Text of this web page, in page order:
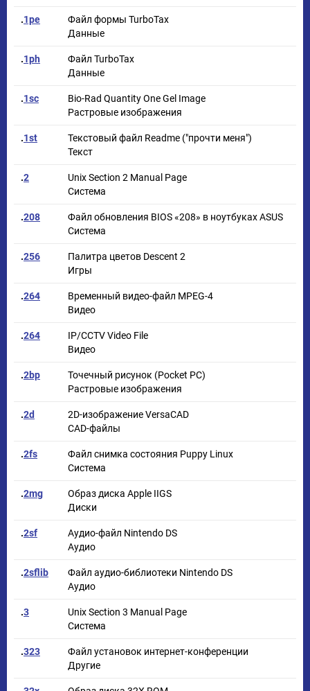
.1pe
Файл формы TurboTax
Данные
.1ph
Файл TurboTax
Данные
.1sc
Bio-Rad Quantity One Gel Image
Растровые изображения
.1st
Текстовый файл Readme ("прочти меня")
Текст
.2
Unix Section 2 Manual Page
Система
.208
Файл обновления BIOS «208» в ноутбуках ASUS
Система
.256
Палитра цветов Descent 2
Игры
.264
Временный видео-файл MPEG-4
Видео
.264
IP/CCTV Video File
Видео
.2bp
Точечный рисунок (Pocket PC)
Растровые изображения
.2d
2D-изображение VersaCAD
CAD-файлы
.2fs
Файл снимка состояния Puppy Linux
Система
.2mg
Образ диска Apple IIGS
Диски
.2sf
Аудио-файл Nintendo DS
Аудио
.2sflib
Файл аудио-библиотеки Nintendo DS
Аудио
.3
Unix Section 3 Manual Page
Система
.323
Файл установок интернет-конференции
Другие